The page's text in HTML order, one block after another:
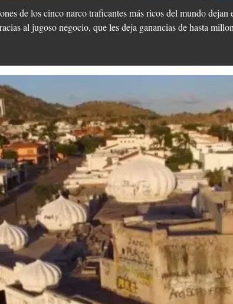
de los cinco narco traficantes más ricos del mundo dejan
al jugoso negocio, que les deja ganancias de hasta